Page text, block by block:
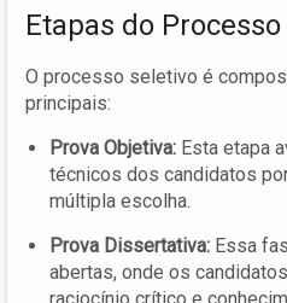
Etapas do
O processo seletivo é
principais:
Prova Objetiva: Esta etapa
técnicos dos candidatos
múltipla escolha.
Prova Dissertativa: Essa
abertas, onde os
raciocínio crítico e